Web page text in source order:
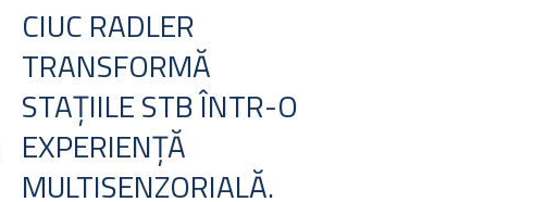
CIUC RADLER
TRANSFORMĂ
STAȚIILE STB ÎNTR-O
EXPERIENȚĂ
MULTISENZORIALĂ.